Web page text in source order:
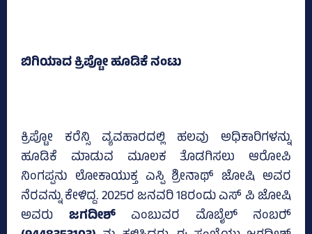
ಬಿಗಿಯಾದ ಕ್ರಿಪ್ಟೋ ಹೂಡಿಕೆ ನಂಟು
ಕ್ರಿಪ್ಟೋ ಕರೆನ್ಸಿ ವ್ಯವಹಾರದಲ್ಲಿ ಹಲವು ಅಧಿಕಾರಿಗಳನ್ನು
ಹೂಡಿಕೆ ಮಾಡುವ ಮೂಲಕ ತೊಡಗಿಸಲು ಆರೋಪಿ
ನಿಂಗಪ್ಪನು ಲೋಕಾಯುಕ್ತ ಎಸ್ಪಿ ಶ್ರೀನಾಥ್‌ ಜೋಷಿ ಅವರ
ನೆರವನ್ನು ಕೇಳಿದ್ದ. 2025ರ ಜನವರಿ 18ರಂದು ಎಸ್‌ ಪಿ ಜೋಷಿ
ಅವರು ಜಗದೀಶ್‌ಎಂಬುವರ ಮೊಬೈಲ್‌ ನಂಬರ್‍‌